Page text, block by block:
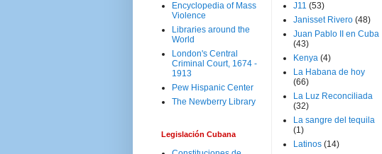
Encyclopedia of Mass
Violence
Libraries around the
World
London's Central
Criminal Court, 1674 -
1913
Pew Hispanic Center
The Newberry Library
Legislación Cubana
J11 (53)
Janisset Rivero (48)
Juan Pablo II en Cuba
(43)
Kenya (4)
La Habana de hoy
(66)
La Luz Reconciliada
(32)
La sangre del tequila
(1)
Latinos (14)